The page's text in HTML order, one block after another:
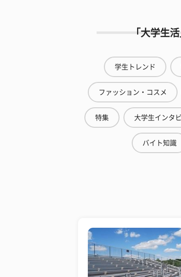
「大学生
学生トレンド
ファッション・コスメ
特集 大学生インタ
バイト知識